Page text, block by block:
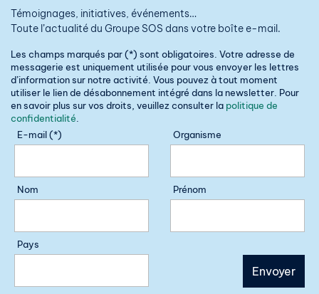
Témoignages, initiatives, événements…
Toute l’actualité du Groupe SOS dans votre boîte e-mail.
Les champs marqués par (*) sont obligatoires. Votre adresse de
messagerie est uniquement utilisée pour vous envoyer les lettres
d’information sur notre activité. Vous pouvez à tout moment
utiliser le lien de désabonnement intégré dans la newsletter. Pour
en savoir plus sur vos droits, veuillez consulter la politique de
confidentialité
E-mail (*)
Organisme
Nom Prénom
Pays